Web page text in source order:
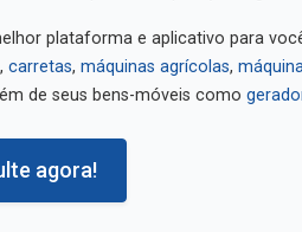
plataforma e aplicativo para
carretas máquinas agrícolas
de seus bens-móveis como
agora!